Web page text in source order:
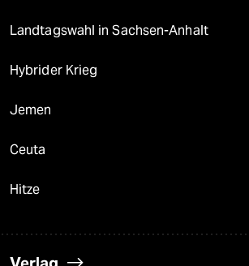
Landtagswahl in Sachsen-Anhalt
Hybrider Krieg
Jemen
Ceuta
Hitze